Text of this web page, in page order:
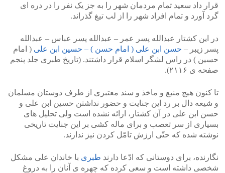
قرار داد سعید تمام مردمان شهر را به جز یک نفر را در دره ای
گرد آورد و تمام افراد شهر را از لب تیغ گذراند.
در این کشتار عبدالله پسر عمر – عبدالله پسر عباس – عبدالله
پسر زیبر – حسن ابن علی ( امام حسن ) – حسین ابن علی ( امام
حسین ) در راس لشگر اسلام قرار داشتند. (تاریخ طبری جلد پنجم
صفحه ی ۲۱۱۶).
تا کنون هیچ منبع و ماخذ و سند معتبری از طرف دوستان مسلمان
و شیعه دال بر رد این جنایت و حضور نداشتن حسین ابن علی و
حسن ابن علی در آن کشتار، ارائه نشده است ولی تحلیل های
بسیاری از سر تعصب و برای ماله کشی بر این جنایت تاریخی
نوشته شده که حتّی ارزش تامّل کردن نیز ندارند.
نگارنده، برای دوستانی که ادّعا دارند طبری با خاندان علی مشکل
شخصی داشته است و سعی کرده که چهره ی آنان را به دروغ